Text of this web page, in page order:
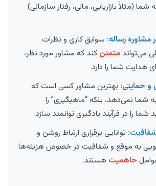
(مثلاً بازاریابی، مالی، رفتار سازمانی)
مشاوره رساله: سوابق کاری و نظرات
می‌تواند متمئن کند که مشاور مورد نظر،
هدایت شما را دارد.
و حمایتی: بهترین مشاور کسی است که
شما نمی‌دهد، بلکه “ماهیگیری” را
شما را در فرآیند یادگیری توانمند سازد.
شفافیت: توانایی برقراری ارتباط روشن و
به موقع و شفافیت در خصوص هزینه‌ها
حاهمیت هستند.